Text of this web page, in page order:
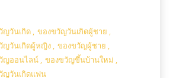
ญวันเกิด
ของขวัญวันเกิดผู้ชาย
ญวันเกิดผู้หญิง
ของขวัญผู้ชาย
ญออนไลน์
ของขวัญขึ้นบ้านใหม่
ญวันเกิดแฟน